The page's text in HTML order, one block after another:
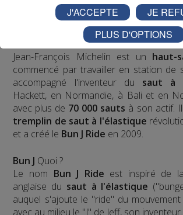
Jean-François Michelin est un haut-
commencé par travailler en station de
accompagné l'inventeur du saut à
Hackett, en Normandie, à Bali et en
avec plus de 70 000 sauts à son actif.
tremplin de saut à l'élastique
et a créé le Bun J Ride en 2009.
Bun J Quoi ?
Le nom Bun J Ride est inspiré de
anglaise du saut à l'élastique
auquel s'ajoute le "ride" du
avec au milieu le "J" de Jeff, son inventeur.
J'ACCEPTE
JE
PLUS D'OPTIONS